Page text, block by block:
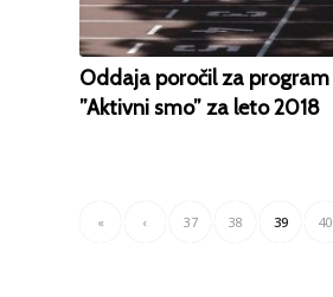
Oddaja poročil za program
”Aktivni smo” za leto 2018
« ‹ 37 38 39 40